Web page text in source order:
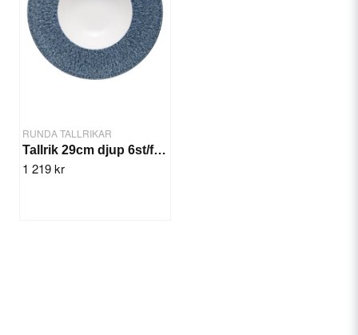
RUNDA TALLRIKAR
Tallrik 29cm djup 6st/frp. Streak Miro
1 219 kr